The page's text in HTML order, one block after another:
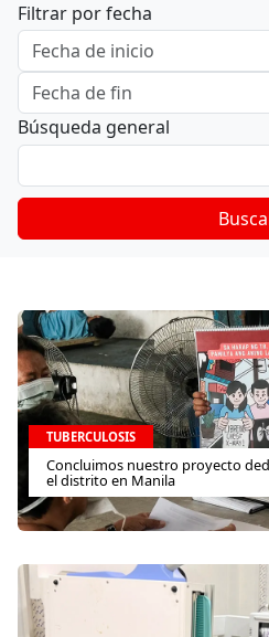
Filtrar por fecha
Búsqueda general
TUBERCULOSIS
Concluimos nuestro proyecto
el distrito en Manila